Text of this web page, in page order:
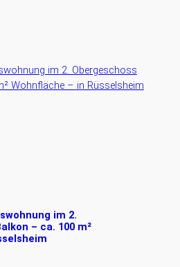
im 2.
– ca. 100 m²